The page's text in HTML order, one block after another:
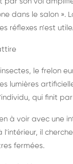
dans le salon
réflexes n'est utile.
le frelon
lumières
qui finit par
à voir avec une
l'intérieur, il
fermées.